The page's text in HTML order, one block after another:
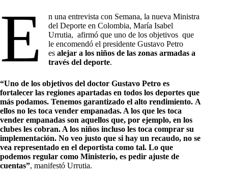
E
n una entrevista con Semana, la nueva Ministra
del Deporte en Colombia, María Isabel
Urrutia, afirmó que uno de los objetivos que
le encomendó el presidente Gustavo Petro
es alejar a los niños de las zonas armadas a
través del deporte.
“Uno de los objetivos del doctor Gustavo Petro es
fortalecer las regiones apartadas en todos los deportes que
más podamos. Tenemos garantizado el alto rendimiento. A
ellos no les toca vender empanadas. A los que les toca
vender empanadas son aquellos que, por ejemplo, en los
clubes les cobran. A los niños incluso les toca comprar su
implementación. No veo justo que si hay un recaudo, no se
vea representado en el deportista como tal. Lo que
podemos regular como Ministerio, es pedir ajuste de
cuentas”, manifestó Urrutia.